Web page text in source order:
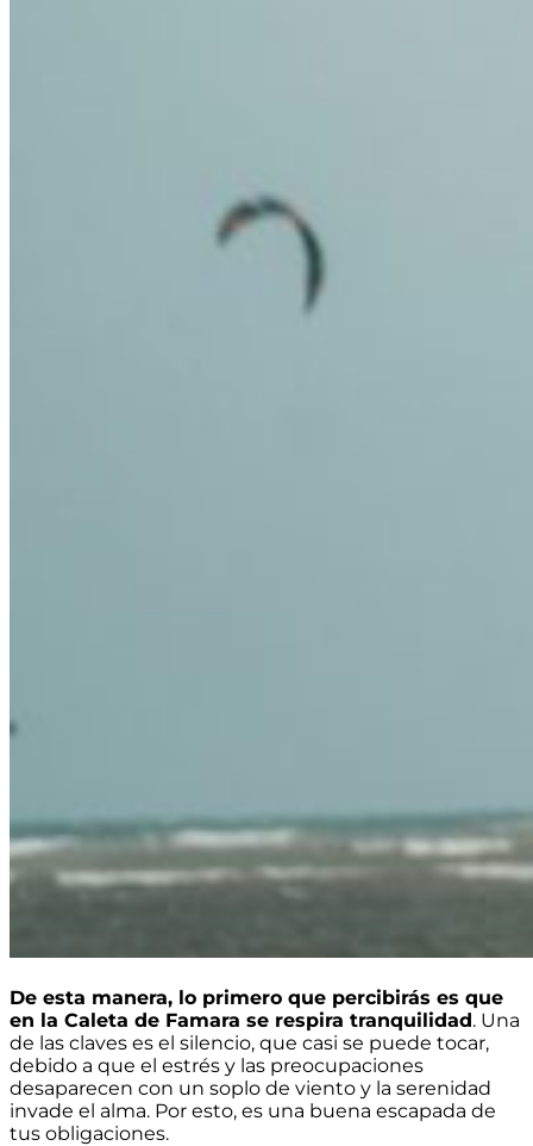
De esta manera, lo primero que percibirás es que
en la Caleta de Famara se respira tranquilidad. Una
de las claves es el silencio, que casi se puede tocar,
debido a que el estrés y las preocupaciones
desaparecen con un soplo de viento y la serenidad
invade el alma. Por esto, es una buena escapada de
tus obligaciones.